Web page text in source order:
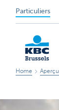
Particuliers
KBC
Home